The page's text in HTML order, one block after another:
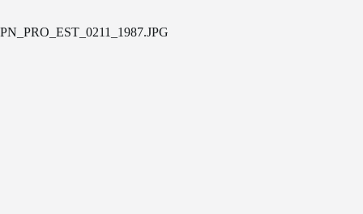
PN_PRO_EST_0211_1987.JPG